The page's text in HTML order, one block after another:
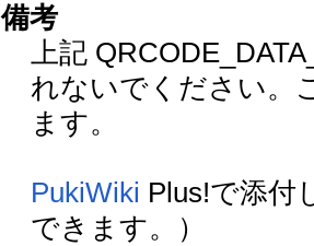
備考
上記
れないでください。
ます。
PukiWiki Plus!で添付
できます。）